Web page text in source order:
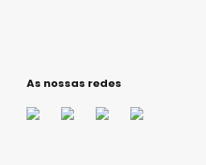
As nossas redes